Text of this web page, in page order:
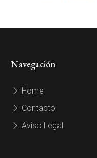
Navegación
Home
Contacto
Aviso Legal